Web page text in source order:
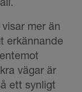
mer än
erkännande
vägar är
ett synligt